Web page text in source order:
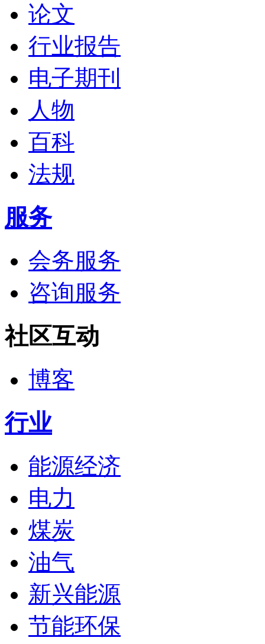
论文
行业报告
电子期刊
人物
百科
法规
服务
会务服务
咨询服务
社区互动
博客
行业
能源经济
电力
煤炭
油气
新兴能源
节能环保